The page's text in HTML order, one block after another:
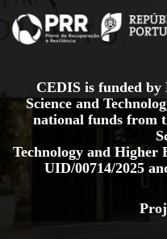
CEDIS is funded
Science and
national funds from
Technology and Higher
UID/00714/2025